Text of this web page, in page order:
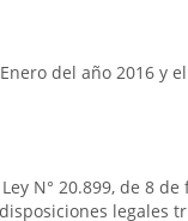
del año 2016 y
N° 20.899, de 8 de
legales